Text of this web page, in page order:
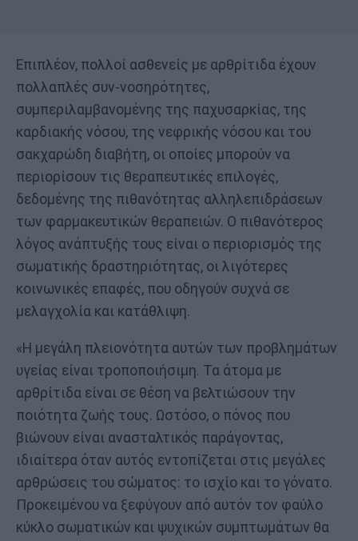
Επιπλέον, πολλοί ασθενείς με αρθρίτιδα έχουν
πολλαπλές συν-νοσηρότητες,
συμπεριλαμβανομένης της παχυσαρκίας, της
καρδιακής νόσου, της νεφρικής νόσου και του
σακχαρώδη διαβήτη, οι οποίες μπορούν να
περιορίσουν τις θεραπευτικές επιλογές,
δεδομένης της πιθανότητας αλληλεπιδράσεων
των φαρμακευτικών θεραπειών. Ο πιθανότερος
λόγος ανάπτυξής τους είναι ο περιορισμός της
σωματικής δραστηριότητας, οι λιγότερες
κοινωνικές επαφές, που οδηγούν συχνά σε
μελαγχολία και κατάθλιψη.
«Η μεγάλη πλειονότητα αυτών των προβλημάτων
υγείας είναι τροποποιήσιμη. Τα άτομα με
αρθρίτιδα είναι σε θέση να βελτιώσουν την
ποιότητα ζωής τους. Ωστόσο, ο πόνος που
βιώνουν είναι ανασταλτικός παράγοντας,
ιδιαίτερα όταν αυτός εντοπίζεται στις μεγάλες
αρθρώσεις του σώματος: το ισχίο και το γόνατο.
Προκειμένου να ξεφύγουν από αυτόν τον φαύλο
κύκλο σωματικών και ψυχικών συμπτωμάτων θα